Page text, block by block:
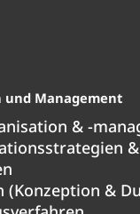
Management
& -
(Konzeption &